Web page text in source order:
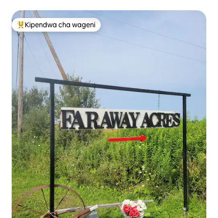
Kipendwa maarufu cha wageni
Kipendwa cha wageni